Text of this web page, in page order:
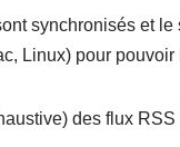
synchronisés et
Linux) pour
des flux